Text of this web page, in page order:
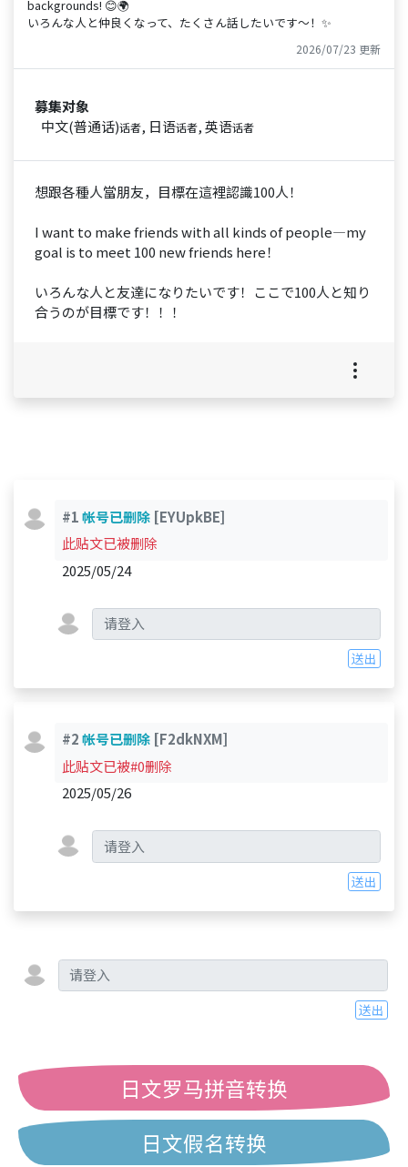
backgrounds! 😊🌍
いろんな人と仲良くなって、たくさん話したいです〜！✨
2026/07/23 更新
募集对象
中文(普通话)话者, 日语话者, 英语话者
想跟各種人當朋友，目標在這裡認識100人！
I want to make friends with all kinds of people—my
goal is to meet 100 new friends here！
いろんな人と友達になりたいです！ここで100人と知り
合うのが目標です！！！
#1帐号已删除 [EYUpkBE]
此贴文已被删除
2025/05/24
送出
#2帐号已删除 [F2dkNXM]
此贴文已被#0删除
2025/05/26
送出
送出
日文罗马拼音转换
日文假名转换